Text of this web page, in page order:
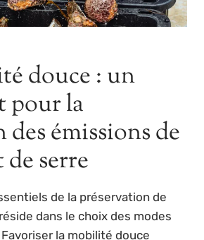
douce : un
pour la
émissions de
de serre
de la préservation de
dans le choix des modes
la mobilité douce